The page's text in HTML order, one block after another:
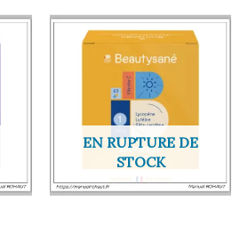
EN RUPTURE DE
STOCK